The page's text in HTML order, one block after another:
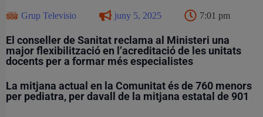
Grup Televisio juny 5, 2025 7:01 pm
El conseller de Sanitat reclama al Ministeri una
major flexibilització en l’acreditació de les unitats
docents per a formar més especialistes
La mitjana actual en la Comunitat és de 760 menors
per pediatra, per davall de la mitjana estatal de 901